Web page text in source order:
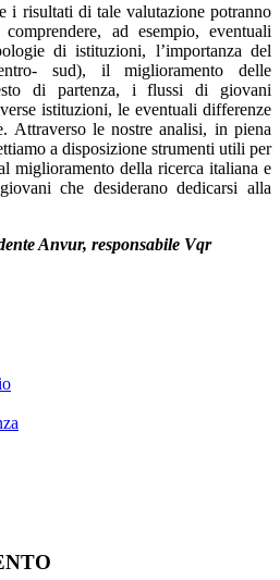
i risultati di tale valutazione potranno
ad esempio, eventuali
di istituzioni, l’importanza del
sud), il miglioramento delle
di partenza, i flussi di giovani
istituzioni, le eventuali differenze
Attraverso le nostre analisi, in piena
a disposizione strumenti utili per
miglioramento della ricerca italiana e
che desiderano dedicarsi alla
Anvur, responsabile Vqr